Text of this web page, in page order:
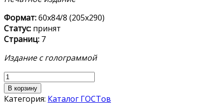
Формат:60х84/8 (205х290)
Статус: принят
Страниц: 7
Издание с голограммой
Количество
товара
ГОСТ
В корзину
Категория: Каталог ГОСТов